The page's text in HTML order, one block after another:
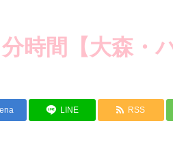
時間【大森・
LINE RSS